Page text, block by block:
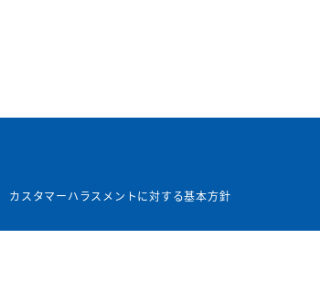
カスタマーハラスメントに対する基本方針